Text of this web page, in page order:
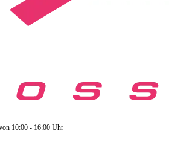
10:00 - 16:00 Uhr